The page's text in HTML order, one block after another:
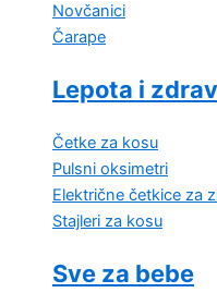
Novčanici
Čarape
Lepota i
Četke za kosu
Pulsni oksimetri
Električne četkice za
Stajleri za kosu
Sve za bebe